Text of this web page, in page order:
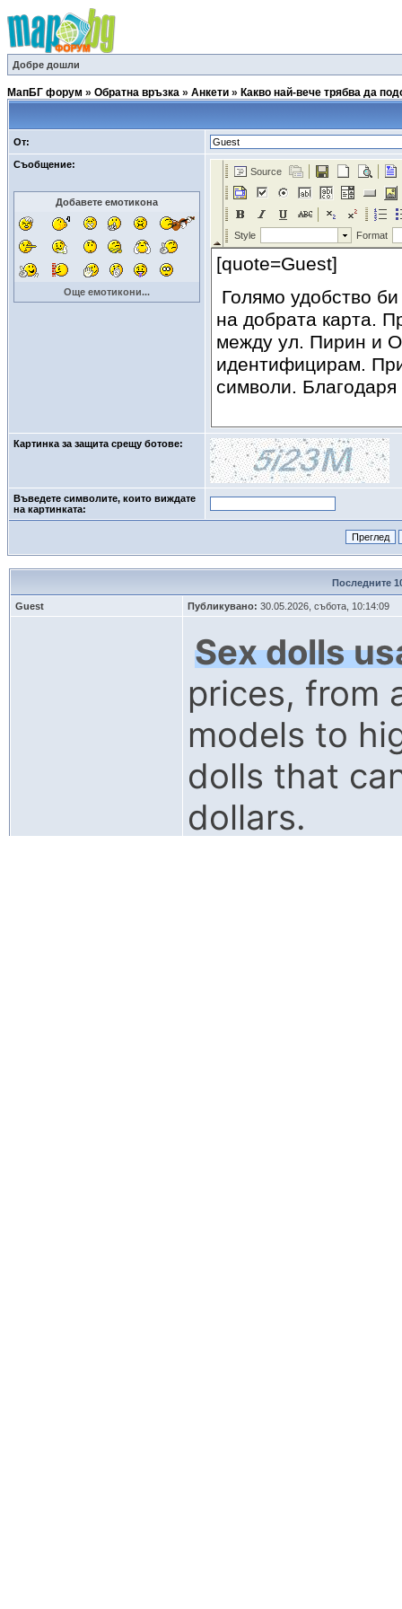
Добре дошли
МапБГ форум » Обратна връзка » Анкети » Какво най-вече трябва да
От:
Съобщение:
Добавете емотикона
Още емотикони...
Картинка за защита срещу ботове:
Въведете символите, които виждате
на картинката: